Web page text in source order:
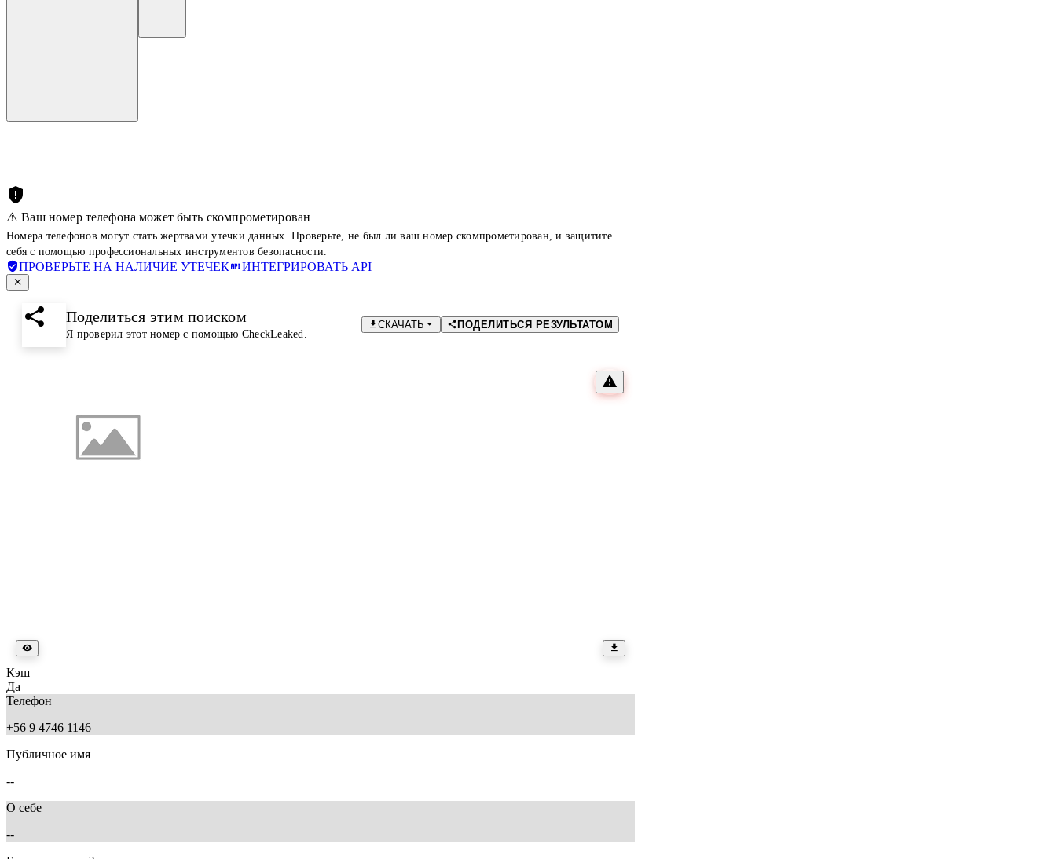
⚠️ Ваш номер телефона может быть скомпрометирован
Номера телефонов могут стать жертвами утечки данных. Проверьте, не был ли ваш номер скомпрометирован, и защитите
себя с помощью профессиональных инструментов безопасности.
ПРОВЕРЬТЕ НА НАЛИЧИЕ УТЕЧЕК ИНТЕГРИРОВАТЬ API
Поделиться этим поиском
Я проверил этот номер с помощью CheckLeaked.
СКАЧАТЬ ПОДЕЛИТЬСЯ РЕЗУЛЬТАТОМ
Кэш
Да
Телефон
+56 9 4746 1146
Публичное имя
--
О себе
--